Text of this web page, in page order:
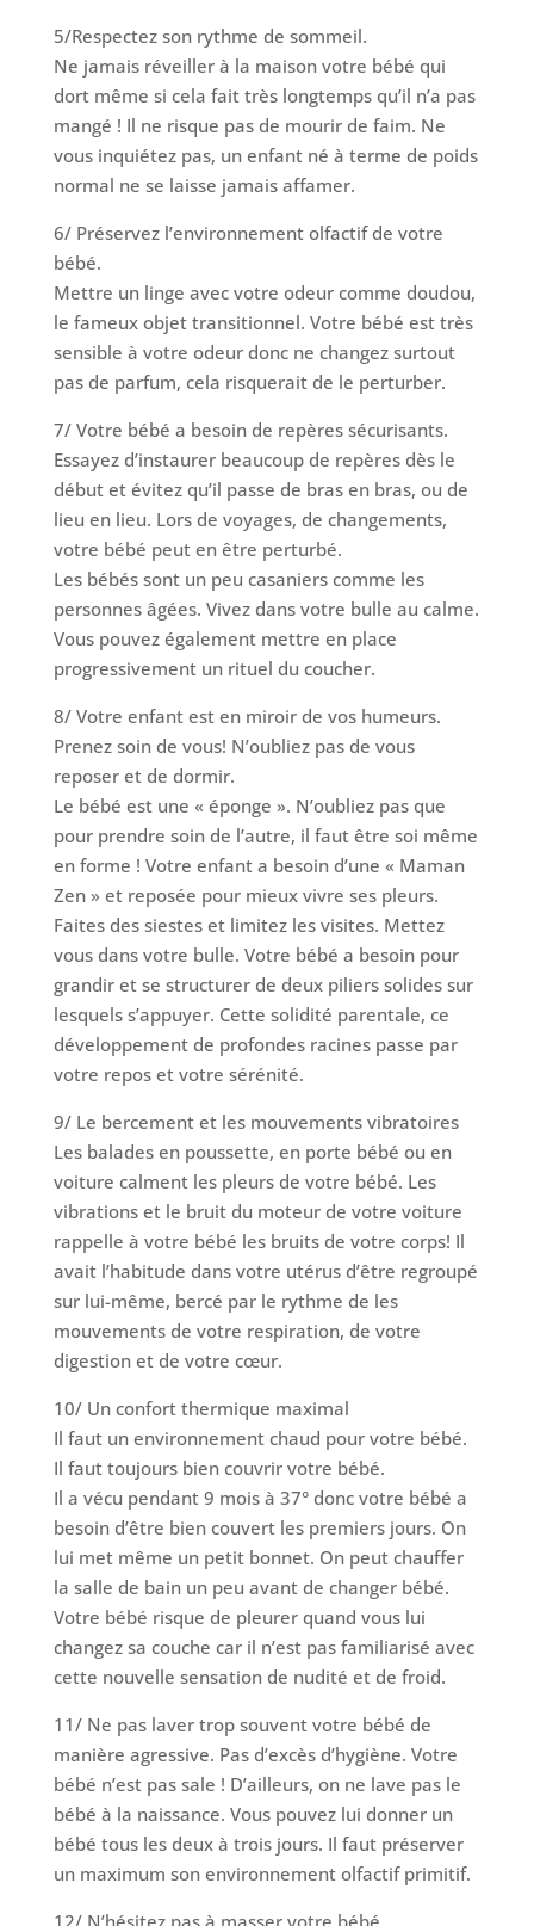
5/Respectez son rythme de sommeil.
Ne jamais réveiller à la maison votre bébé qui
dort même si cela fait très longtemps qu’il n’a pas
mangé ! Il ne risque pas de mourir de faim. Ne
vous inquiétez pas, un enfant né à terme de poids
normal ne se laisse jamais affamer.
6/ Préservez l’environnement olfactif de votre
bébé.
Mettre un linge avec votre odeur comme doudou,
le fameux objet transitionnel. Votre bébé est très
sensible à votre odeur donc ne changez surtout
pas de parfum, cela risquerait de le perturber.
7/ Votre bébé a besoin de repères sécurisants.
Essayez d’instaurer beaucoup de repères dès le
début et évitez qu’il passe de bras en bras, ou de
lieu en lieu. Lors de voyages, de changements,
votre bébé peut en être perturbé.
Les bébés sont un peu casaniers comme les
personnes âgées. Vivez dans votre bulle au calme.
Vous pouvez également mettre en place
progressivement un rituel du coucher.
8/ Votre enfant est en miroir de vos humeurs.
Prenez soin de vous! N’oubliez pas de vous
reposer et de dormir.
Le bébé est une « éponge ». N’oubliez pas que
pour prendre soin de l’autre, il faut être soi même
en forme ! Votre enfant a besoin d’une « Maman
Zen » et reposée pour mieux vivre ses pleurs.
Faites des siestes et limitez les visites. Mettez
vous dans votre bulle. Votre bébé a besoin pour
grandir et se structurer de deux piliers solides sur
lesquels s’appuyer. Cette solidité parentale, ce
développement de profondes racines passe par
votre repos et votre sérénité.
9/ Le bercement et les mouvements vibratoires
Les balades en poussette, en porte bébé ou en
voiture calment les pleurs de votre bébé. Les
vibrations et le bruit du moteur de votre voiture
rappelle à votre bébé les bruits de votre corps! Il
avait l’habitude dans votre utérus d’être regroupé
sur lui-même, bercé par le rythme de les
mouvements de votre respiration, de votre
digestion et de votre cœur.
10/ Un confort thermique maximal
Il faut un environnement chaud pour votre bébé.
Il faut toujours bien couvrir votre bébé.
Il a vécu pendant 9 mois à 37° donc votre bébé a
besoin d’être bien couvert les premiers jours. On
lui met même un petit bonnet. On peut chauffer
la salle de bain un peu avant de changer bébé.
Votre bébé risque de pleurer quand vous lui
changez sa couche car il n’est pas familiarisé avec
cette nouvelle sensation de nudité et de froid.
11/ Ne pas laver trop souvent votre bébé de
manière agressive. Pas d’excès d’hygiène. Votre
bébé n’est pas sale ! D’ailleurs, on ne lave pas le
bébé à la naissance. Vous pouvez lui donner un
bébé tous les deux à trois jours. Il faut préserver
un maximum son environnement olfactif primitif.